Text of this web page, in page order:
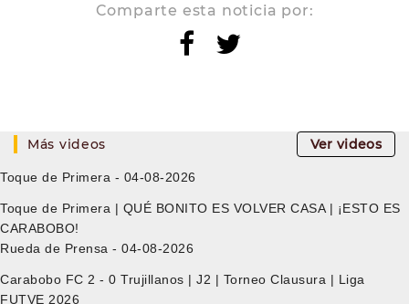
Comparte esta noticia por:
Más videos Ver videos
Toque de Primera - 04-08-2026
Toque de Primera | QUÉ BONITO ES VOLVER CASA | ¡ESTO ES
CARABOBO!
Rueda de Prensa - 04-08-2026
Carabobo FC 2 - 0 Trujillanos | J2 | Torneo Clausura | Liga
FUTVE 2026